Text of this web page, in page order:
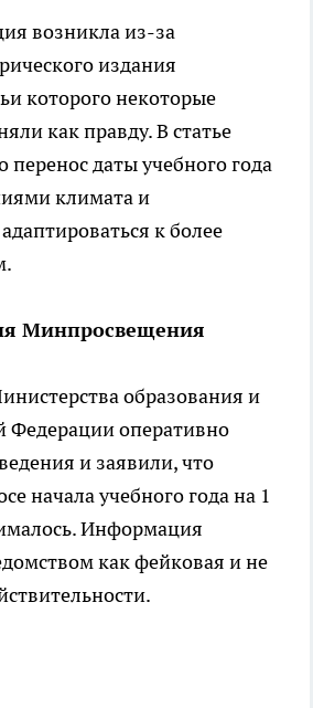
возникла из-за
издания
которого некоторые
как правду. В статье
перенос даты учебного года
климата и
к более
Минпросвещения
образования и
Федерации оперативно
и заявили, что
начала учебного года на 1
Информация
как фейковая и не